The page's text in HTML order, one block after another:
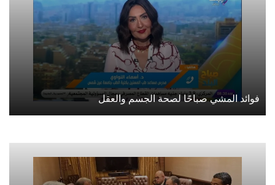
فوائد المشي صباحًا لصحة الجسم والعقل